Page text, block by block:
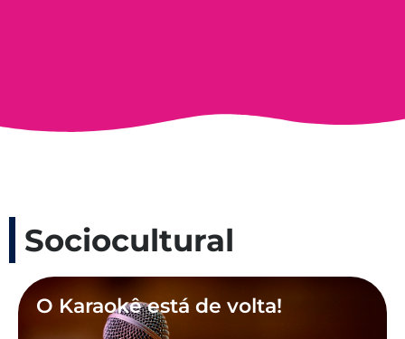
Sociocultural
O Karaokê está de volta!